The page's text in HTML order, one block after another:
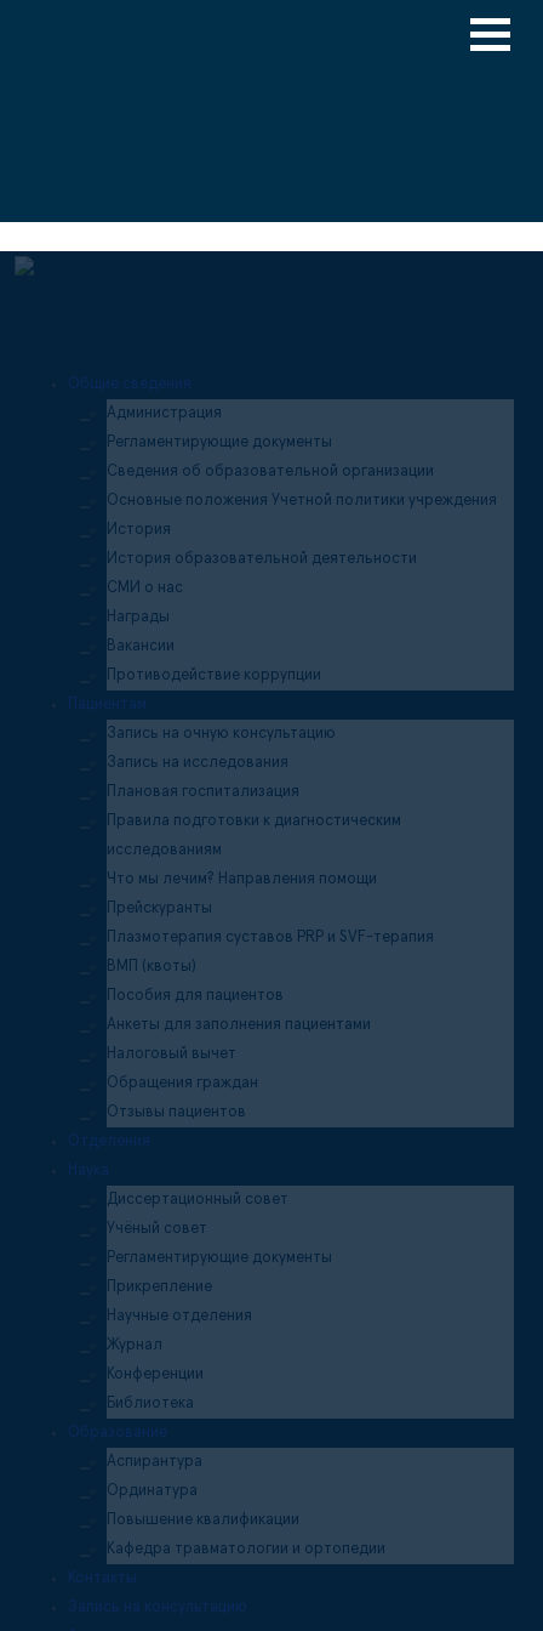
Общие сведения
Администрация
Регламентирующие документы
Сведения об образовательной организации
Основные положения Учетной политики учреждения
История
История образовательной деятельности
СМИ о нас
Награды
Вакансии
Противодействие коррупции
Пациентам
Запись на очную консультацию
Запись на исследования
Плановая госпитализация
Правила подготовки к диагностическим
исследованиям
Что мы лечим? Направления помощи
Прейскуранты
Плазмотерапия суставов PRP и SVF-терапия
ВМП (квоты)
Пособия для пациентов
Анкеты для заполнения пациентами
Налоговый вычет
Обращения граждан
Отзывы пациентов
Отделения
Наука
Диссертационный совет
Учёный совет
Регламентирующие документы
Прикрепление
Научные отделения
Журнал
Конференции
Библиотека
Образование
Аспирантура
Ординатура
Повышение квалификации
Кафедра травматологии и ортопедии
Контакты
Запись на консультацию